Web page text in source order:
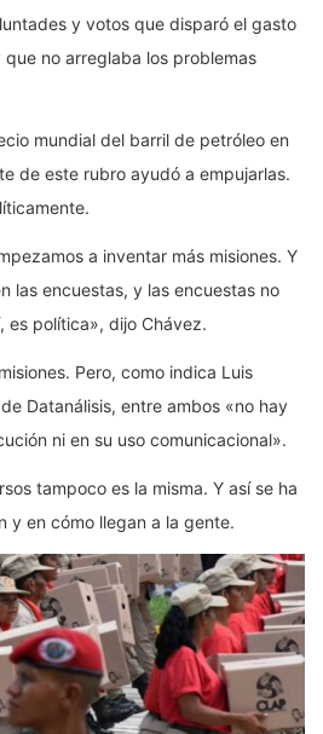
y votos que disparó el gasto
no arreglaba los problemas
mundial del barril de petróleo en
de este rubro ayudó a empujarlas.
a inventar más misiones. Y
las encuestas, y las encuestas no
es política», dijo Chávez.
Pero, como indica Luis
Datanálisis, entre ambos «no hay
ni en su uso comunicacional».
tampoco es la misma. Y así se ha
y en cómo llegan a la gente.